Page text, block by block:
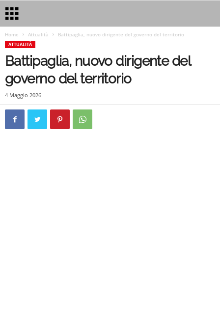
Home Attualità Battipaglia, nuovo dirigente del governo del territorio
ATTUALITÀ
Battipaglia, nuovo dirigente del
governo del territorio
4 Maggio 2026